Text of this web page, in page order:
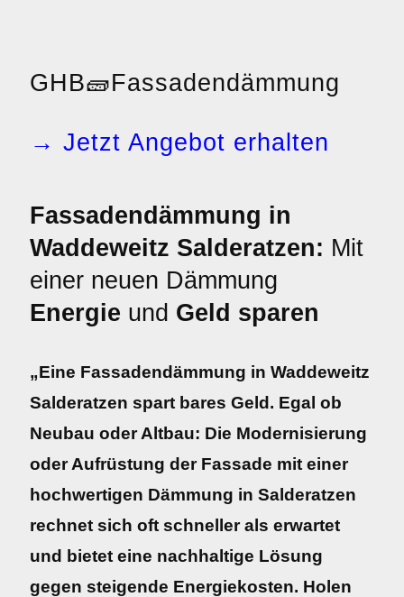
GHB🧱Fassadendämmung
→ Jetzt Angebot erhalten
Fassadendämmung in
Waddeweitz Salderatzen: Mit
einer neuen Dämmung
Energie und Geld sparen
„Eine Fassadendämmung in Waddeweitz
Salderatzen spart bares Geld. Egal ob
Neubau oder Altbau: Die Modernisierung
oder Aufrüstung der Fassade mit einer
hochwertigen Dämmung in Salderatzen
rechnet sich oft schneller als erwartet
und bietet eine nachhaltige Lösung
gegen steigende Energiekosten. Holen